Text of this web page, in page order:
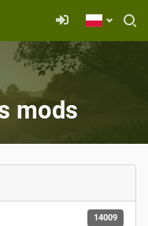
mods
14009